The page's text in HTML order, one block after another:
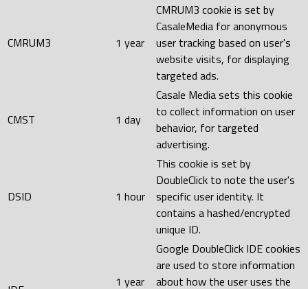
CMRUM3 1 year
CMRUM3 cookie is set by
CasaleMedia for anonymous
user tracking based on user's
website visits, for displaying
targeted ads.
CMST 1 day
Casale Media sets this cookie
to collect information on user
behavior, for targeted
advertising.
DSID 1 hour
This cookie is set by
DoubleClick to note the user's
specific user identity. It
contains a hashed/encrypted
unique ID.
1 year
Google DoubleClick IDE cookies
are used to store information
about how the user uses the